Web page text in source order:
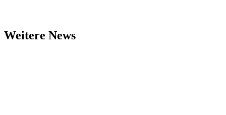
Weitere News